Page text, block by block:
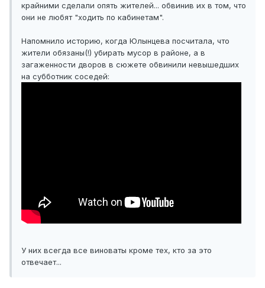
крайними сделали опять жителей... обвинив их в том, что
они не любят "ходить по кабинетам".
Напомнило историю, когда Юлынцева посчитала, что
жители обязаны(!) убирать мусор в районе, а в
загаженности дворов в сюжете обвинили невышедших
на субботник соседей:
У них всегда все виноваты кроме тех, кто за это
отвечает...